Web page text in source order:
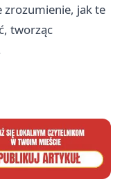
zrozumienie, jak te
tworząc